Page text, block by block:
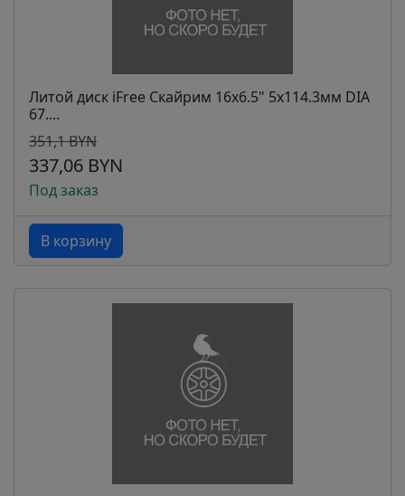
Литой диск iFree Скайрим 16x6.5" 5x114.3мм DIA
67....
351,1 BYN
337,06 BYN
Под заказ
В корзину